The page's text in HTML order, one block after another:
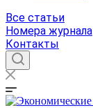
Все статьи
Номера журнала
Контакты